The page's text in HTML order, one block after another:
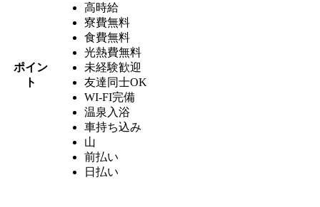
ポイン
ト
高時給
寮費無料
食費無料
光熱費無料
未経験歓迎
友達同士OK
WI-FI完備
温泉入浴
車持ち込み
山
前払い
日払い